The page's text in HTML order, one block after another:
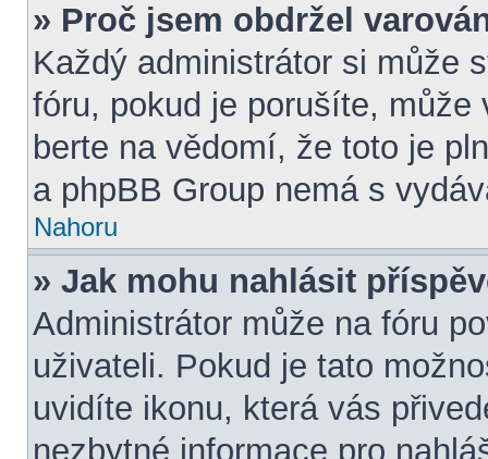
» Proč jsem obdržel
Každý administrátor si může
fóru, pokud je porušíte,
berte na vědomí, že toto je
a phpBB Group nemá s
Nahoru
» Jak mohu nahlásit
Administrátor může na fóru
uživateli. Pokud je tato
uvidíte ikonu, která vás
nezbytné informace pro